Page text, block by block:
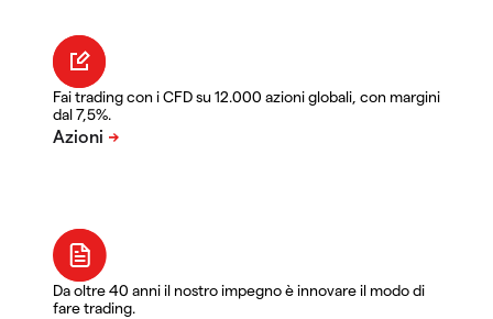
Fai trading con i CFD su 12.000 azioni globali, con margini
dal 7,5%.
Da oltre 40 anni il nostro impegno è innovare il modo di
fare trading.